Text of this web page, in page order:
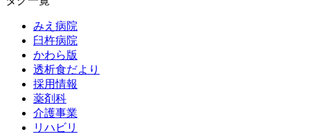
みえ病院
臼杵病院
かわら版
透析食だより
採用情報
薬剤科
介護事業
リハビリ